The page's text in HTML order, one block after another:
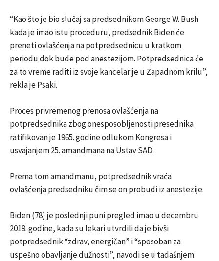
“Kao što je bio slučaj sa predsednikom George W. Bush
kada je imao istu proceduru, predsednik Biden će
preneti ovlašćenja na potpredsednicu u kratkom
periodu dok bude pod anestezijom. Potpredsednica će
za to vreme raditi iz svoje kancelarije u Zapadnom krilu”,
rekla je Psaki.
Proces privremenog prenosa ovlašćenja na
potpredsednika zbog onesposobljenosti presednika
ratifikovan je 1965. godine odlukom Kongresa i
usvajanjem 25. amandmana na Ustav SAD.
Prema tom amandmanu, potpredsednik vraća
ovlašćenja predsedniku čim se on probudi iz anestezije.
Biden (78) je poslednji puni pregled imao u decembru
2019. godine, kada su lekari utvrdili da je bivši
potpredsednik “zdrav, energičan” i “sposoban za
uspešno obavljanje dužnosti”, navodi se u tadašnjem